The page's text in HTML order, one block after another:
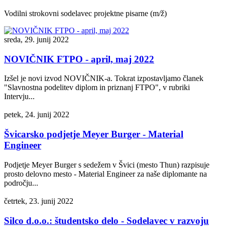
Vodilni strokovni sodelavec projektne pisarne (m/ž)
sreda, 29. junij 2022
NOVIČNIK FTPO - april, maj 2022
Izšel je novi izvod NOVIČNIK-a. Tokrat izpostavljamo članek
"Slavnostna podelitev diplom in priznanj FTPO", v rubriki
Intervju...
petek, 24. junij 2022
Švicarsko podjetje Meyer Burger - Material
Engineer
Podjetje Meyer Burger s sedežem v Švici (mesto Thun) razpisuje
prosto delovno mesto - Material Engineer za naše diplomante na
področju...
četrtek, 23. junij 2022
Silco d.o.o.: študentsko delo - Sodelavec v razvoju